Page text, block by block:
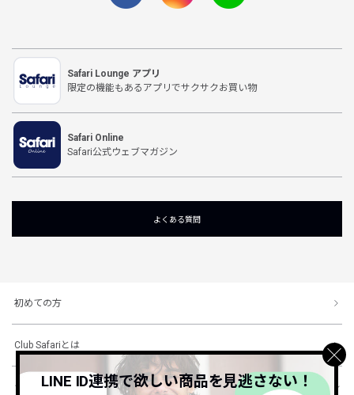
Safari Lounge アプリ
限定の機能もあるアプリでサクサクお買い物
Safari Online
Safari公式ウェブマガジン
よくある質問
初めての方
Club Safariとは
ショッピングガイド
LINE ID連携で欲しい商品を見逃さない！